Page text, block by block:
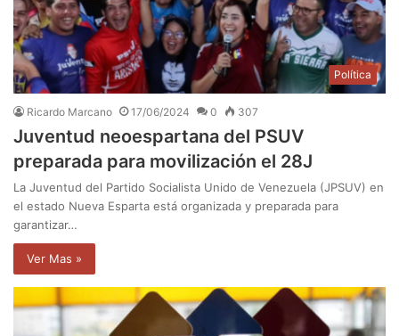
Política
Ricardo Marcano 17/06/2024 0 307
Juventud neoespartana del PSUV
preparada para movilización el 28J
La Juventud del Partido Socialista Unido de Venezuela (JPSUV) en
el estado Nueva Esparta está organizada y preparada para
garantizar…
Ver Mas »